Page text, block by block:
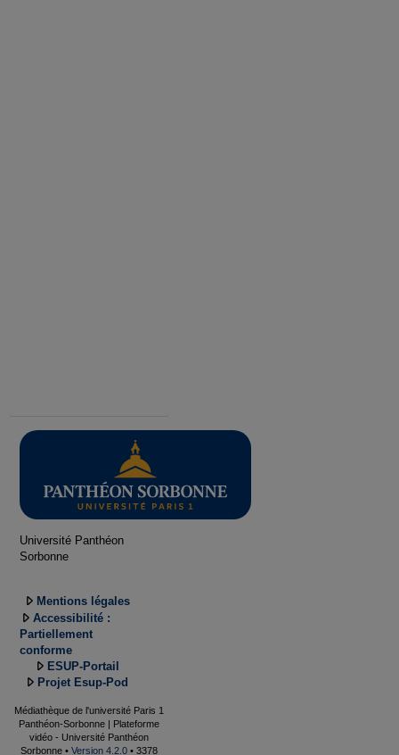
Université Panthéon
Sorbonne
Mentions légales
Accessibilité :
Partiellement
conforme
ESUP-Portail
Projet Esup-Pod
Médiathèque de l'université Paris 1
Panthéon-Sorbonne | Plateforme
vidéo - Université Panthéon
Sorbonne • Version 4.2.0 • 3378